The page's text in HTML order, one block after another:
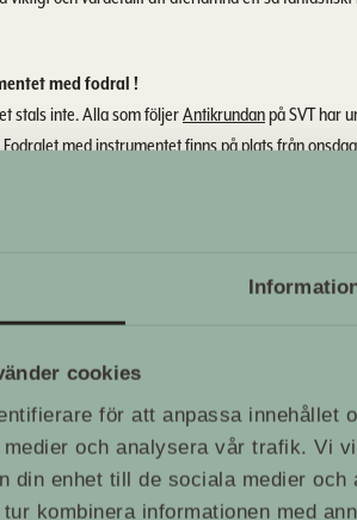
cookies
för att anpassa innehållet
och analysera vår trafik. Vi
din enhet till de sociala medier
kombinera informationen med
med fodral !
stals inte. Alla som följerAntikrundanpå SVT har
med instrumentet finns på plats från